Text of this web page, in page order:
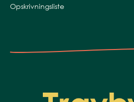
Opskrivningsliste